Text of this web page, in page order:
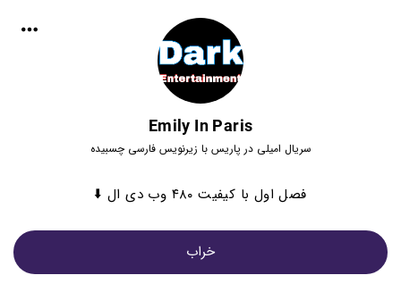
Emily In Paris
سریال امیلی در پاریس با زیرنویس فارسی چسبیده
فصل اول با کیفیت ۴۸۰ وب دی ال ⬇️
خراب